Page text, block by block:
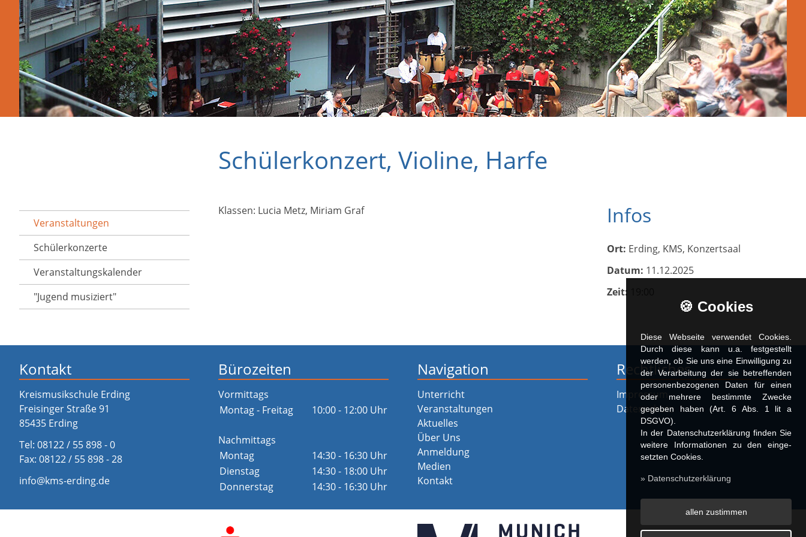
Schülerkonzert, Violine, Harfe
Veranstaltungen
Schülerkonzerte
Veranstaltungs­kalender
"Jugend musiziert"
Klassen: Lucia Metz, Miriam Graf Infos
Ort: Erding, KMS, Konzertsaal
Datum: 11.12.2025
Zeit:
Kontakt
Kreismusikschule Erding
Freisinger Straße 91
85435 Erding
Tel: 08122 / 55 898 - 0
Fax: 08122 / 55 898 - 28
info@kms-erding.de
Bürozeiten
Vormittags
Montag - Freitag
10:00 - 12:00 Uhr
Nachmittags
Montag
14:30 - 16:30 Uhr
Dienstag
14:30 - 18:00 Uhr
Donnerstag
14:30 - 16:30 Uhr
Navigation
Unterricht
Veranstaltungen
Aktuelles
Über Uns
Anmeldung
Medien
Kontakt
Rechtliches
Impressum
Datenschutz
🍪 Cookies
Diese Webseite verwendet Cookies.
Durch diese kann u.a. fest­ge­stellt
werden, ob Sie uns eine Einwilligung zu
der Verarbeitung der sie betreffenden
personenbezogenen Daten für einen
oder mehrere bestimmte Zwecke
gegeben haben (Art. 6 Abs. 1 lit a
DSGVO).
In der Datenschutzerklärung finden Sie
weitere Informationen zu den ein­ge­
setz­ten Cookies.
» Datenschutzerklärung
allen zustimmen